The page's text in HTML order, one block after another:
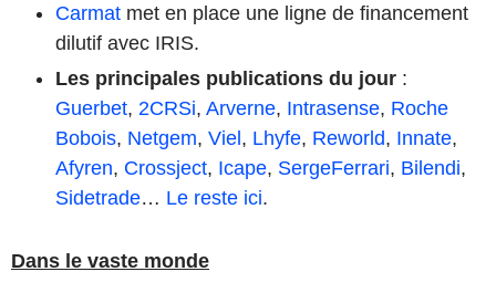
Carmat met en place une ligne de financement
dilutif avec IRIS.
Les principales publications du jour :
Guerbet, 2CRSi, Arverne, Intrasense, Roche
Bobois, Netgem, Viel, Lhyfe, Reworld, Innate,
Afyren, Crossject, Icape, SergeFerrari, Bilendi,
Sidetrade… Le reste ici.
Dans le vaste monde